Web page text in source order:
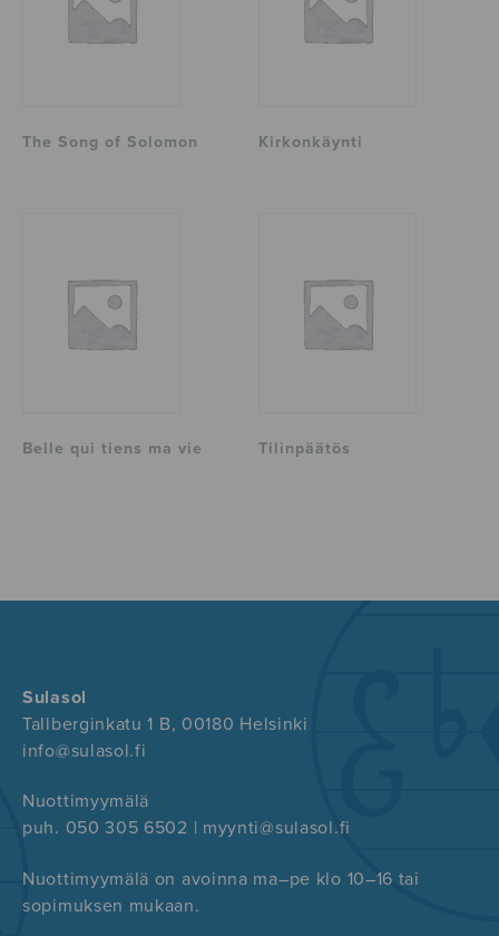
The Song of Solomon Kirkonkäynti
Belle qui tiens ma vie Tilinpäätös
Sulasol
Tallberginkatu 1 B, 00180 Helsinki
info@sulasol.fi
Nuottimyymälä
puh. 050 305 6502 | myynti@sulasol.fi
Nuottimyymälä on avoinna ma–pe klo 10–16 tai
sopimuksen mukaan.